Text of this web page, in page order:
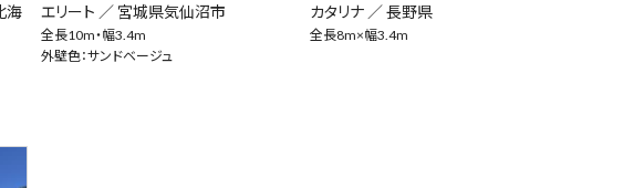
海
エリート ／ 宮城県気仙沼市
全長10m・幅3.4m
外壁色：サンドベージュ
カタリナ ／長野県
全長8m×幅3.4m